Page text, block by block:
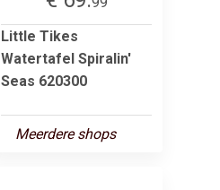
Little Tikes
Watertafel Spiralin'
Seas 620300
Meerdere shops